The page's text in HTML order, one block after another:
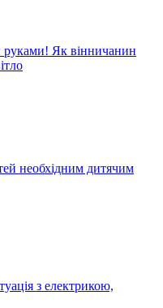
руками! Як вінничанин
необхідним дитячим
з електрикою,